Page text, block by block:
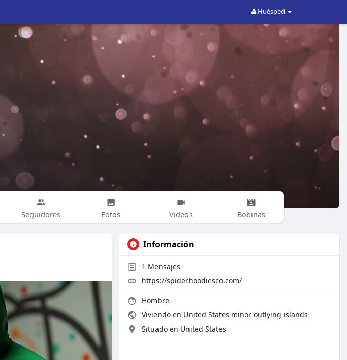
Huésped
Seguidores Fotos Videos Bobinas
Información
1 Mensajes
https://spiderhoodiesco.com/
Hombre
Viviendo en United States minor outlying islands
Situado en United States